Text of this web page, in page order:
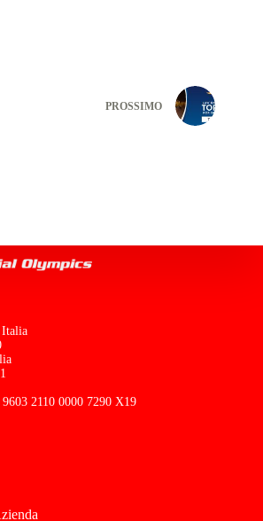
PROSSIMO
Italia
2110 0000 7290 X19